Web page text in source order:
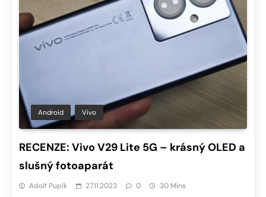
Android Vivo
RECENZE: Vivo V29 Lite 5G – krásný OLED a
slušný fotoaparát
Adolf Pupík 27.11.2023 0 30 Mins